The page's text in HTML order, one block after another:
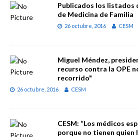
Publicados los listados
de Medicina de Familia
26 octubre, 2016 CESM
Miguel Méndez,
recurso contra la OPE
recorrido"
26 octubre, 2016 CESM
CESM: “Los médicos
porque no tienen quien